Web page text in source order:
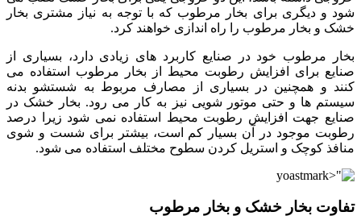
شود و دیگری برای بخار مرطوب که با توجه به نیاز مشتری بخار
خشک و بخار مرطوب را راه اندازی خواهند کرد.
بخار مرطوب خود در صنایع کاربرد های زیادی دارد، بسیاری از
صنایع برای افزایش رطوبت محیط از بخار مرطوب استفاده می
کنند و همچنین در بسیاری از مصارف مربوط به شستشو بدنه
سیستم ها و حتی موتور شویی نیز به کار می رود. بخار خشک در
صنایع جهت افزایش رطوبت محیط استفاده نمی شود زیرا درصد
رطوبت موجود در آن بسیار کم است، بیشتر برای شست و شوی
منافذ کوچک و استریل کردن سطوح مختلف استفاده می شود.
تفاوت بخار خشک و بخار مرطوب